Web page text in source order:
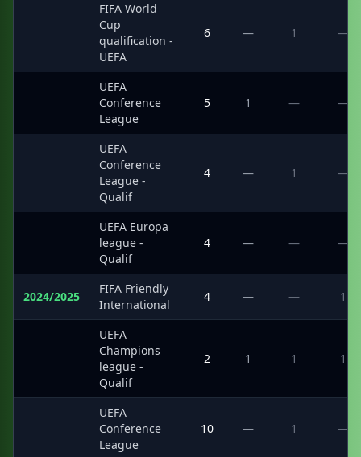
FIFA World
Cup
qualification -
UEFA
6 — 1 —
UEFA
Conference
League
5 1 — —
UEFA
Conference
League -
Qualif
4 — 1 —
UEFA Europa
league -
Qualif
4 — — —
2024/2025
FIFA Friendly
International
4 — — 1
UEFA
Champions
league -
Qualif
2 1 1 1
UEFA
Conference
League
10 — 1 —